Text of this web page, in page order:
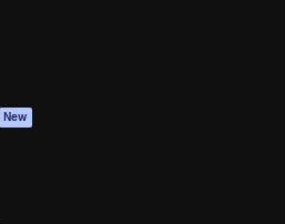
New